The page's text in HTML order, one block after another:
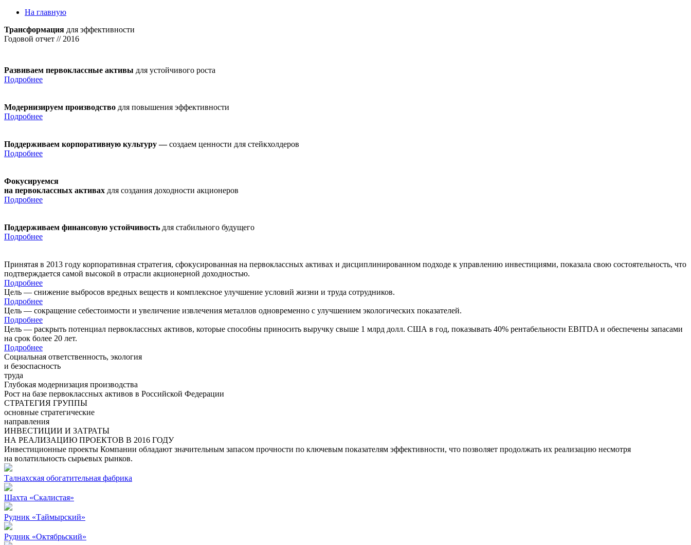
На главную
Трансформация для эффективности
Годовой отчет // 2016
Развиваем первоклассные активы для устойчивого роста
Подробнее
Модернизируем производство для повышения эффективности
Подробнее
Поддерживаем корпоративную культуру —создаем ценности для стейкхолдеров
Подробнее
Фокусируемся
на первоклассных активах для создания доходности акционеров
Подробнее
Поддерживаем финансовую устойчивость для стабильного будущего
Подробнее
Принятая в 2013 году корпоративная стратегия, сфокусированная на первоклассных активах и дисциплинированном подходе к управлению инвестициями, показала свою состоятельность, что
подтверждается самой высокой в отрасли акционерной доходностью.
Подробнее
Цель — снижение выбросов вредных веществ и комплексное улучшение условий жизни и труда сотрудников.
Подробнее
Цель — сокращение себестоимости и увеличение извлечения металлов одновременно с улучшением экологических показателей.
Подробнее
Цель — раскрыть потенциал первоклассных активов, которые способны приносить выручку свыше 1 млрд долл. США в год, показывать 40% рентабельности EBITDA и обеспечены запасами
на срок более 20 лет.
Подробнее
Социальная ответственность, экология
и безоспасность
труда
Глубокая модернизация производства
Рост на базе первоклассных активов в Российской Федерации
СТРАТЕГИЯ ГРУППЫ
основные стратегические
направления
ИНВЕСТИЦИИ И ЗАТРАТЫ
НА РЕАЛИЗАЦИЮ ПРОЕКТОВ В 2016 ГОДУ
Инвестиционные проекты Компании обладают значительным запасом прочности по ключевым показателям эффективности, что позволяет продолжать их реализацию несмотря
на волатильность сырьевых рынков.
Талнахская обогатительная фабрика
Шахта «Скалистая»
Рудник «Таймырский»
Рудник «Октябрьский»